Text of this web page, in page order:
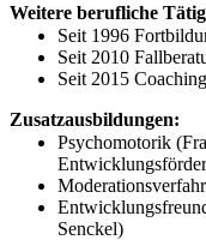
Weitere berufliche
Seit 1996
Seit 2010
Seit 2015
Zusatzausbildungen:
Psychomotorik
Senckel)